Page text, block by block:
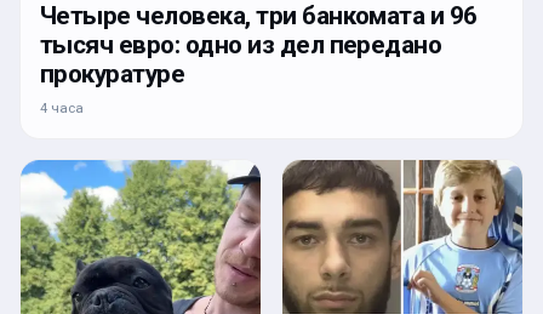
Четыре человека, три банкомата и 96
тысяч евро: одно из дел передано
прокуратуре
4 часа